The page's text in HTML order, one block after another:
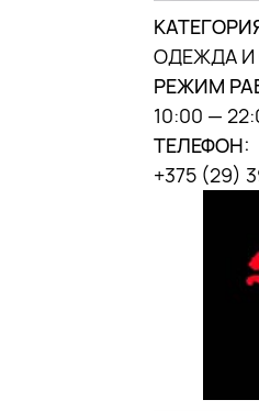
г. Минск, ул.
Мстиславца,
(«Дана
МЫ В
DANA
ОДЕЖДА И
РЕЖИМ
10:00 —
ТЕЛЕФОН:
+375 (29)